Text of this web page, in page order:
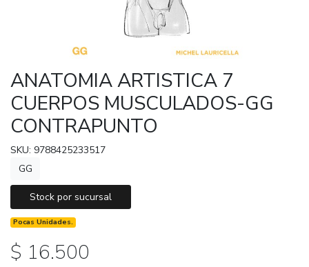
ANATOMIA ARTISTICA 7
CUERPOS MUSCULADOS-GG
CONTRAPUNTO
SKU: 9788425233517
GG
Stock por sucursal
Pocas Unidades.
$ 16.500